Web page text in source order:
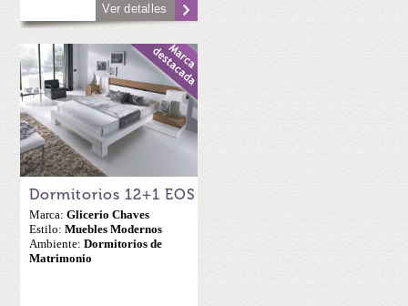
Ver detalles
Dormitorios 12+1 EOS
Marca:Glicerio Chaves
Estilo:Muebles Modernos
Ambiente:Dormitorios de
Matrimonio